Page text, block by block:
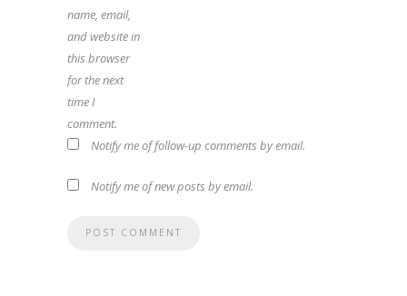
name, email,
and website in
this browser
for the next
time I
comment.
Notify me of follow-up comments by email.
Notify me of new posts by email.